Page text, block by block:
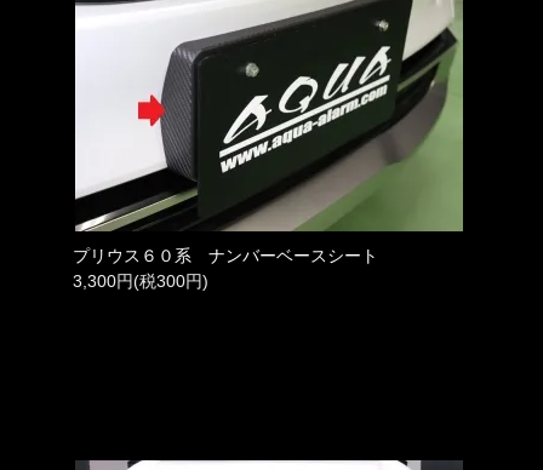
プリウス６０系 ナンバーベースシート
3,300円(税300円)